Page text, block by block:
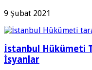
9 Şubat 2021
İstanbul Hükümeti
İsyanlar